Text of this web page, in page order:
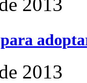
2013
2013